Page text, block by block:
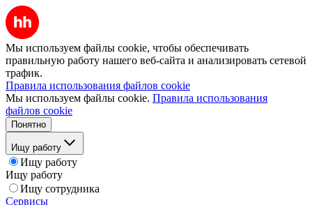
Мы используем файлы cookie, чтобы обеспечивать
правильную работу нашего веб-сайта и анализировать сетевой
трафик.
Правила использования файлов cookie
Мы используем файлы cookie. Правила использования
файлов cookie
Понятно
Ищу работу
Ищу работу
Ищу работу
Ищу сотрудника
Сервисы